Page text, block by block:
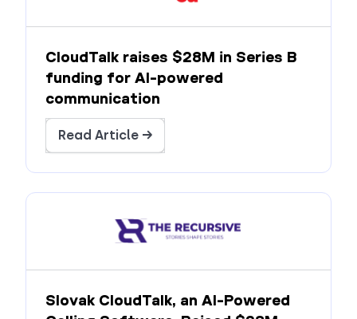
CloudTalk raises $28M in Series B
funding for AI-powered
communication
Read Article →
Slovak CloudTalk, an AI-Powered